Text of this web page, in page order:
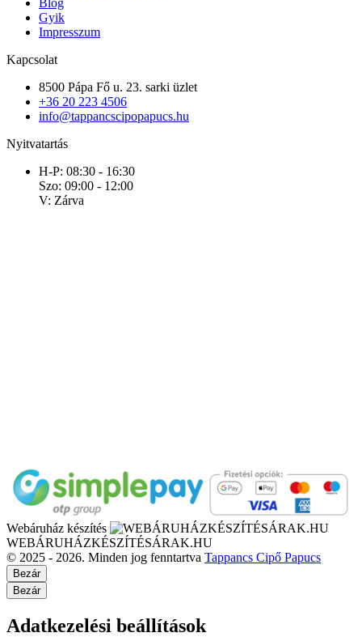
Blog
Gyik
Impresszum
Kapcsolat
8500 Pápa Fő u. 23. sarki üzlet
+36 20 223 4506
info@tappancscipopapucs.hu
Nyitvatartás
H-P: 08:30 - 16:30
Szo: 09:00 - 12:00
V: Zárva
Webáruház készítés
WEBÁRUHÁZKÉSZÍTÉSÁRAK.HU
© 2025 - 2026. Minden jog fenntartva Tappancs Cipő Papucs
Bezár
Bezár
Adatkezelési beállítások